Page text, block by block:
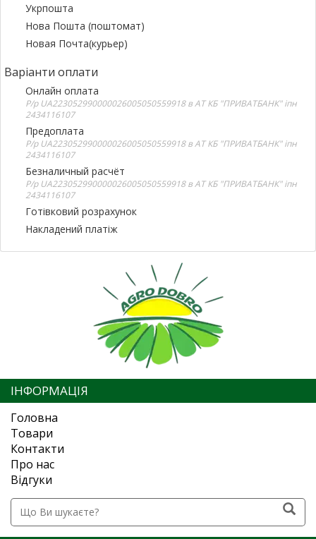
Укрпошта
Нова Пошта (поштомат)
Новая Почта(курьер)
Варіанти оплати
Онлайн оплата
Р/р UA223052990000026005050559918 в АТ КБ "ПРИВАТБАНК" іпн
2434116107
Предоплата
Р/р UA223052990000026005050559918 в АТ КБ "ПРИВАТБАНК" іпн
2434116107
Безналичный расчёт
Р/р UA223052990000026005050559918 в АТ КБ "ПРИВАТБАНК" іпн
2434116107
Готівковий розрахунок
Накладений платіж
ІНФОРМАЦІЯ
Головна
Товари
Контакти
Про нас
Відгуки